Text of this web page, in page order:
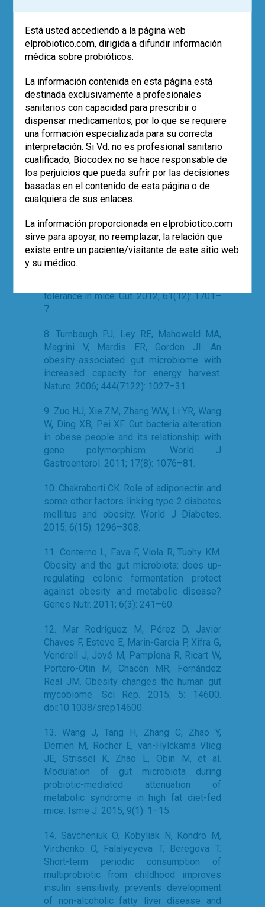
syndrome. Best Pract Res Clin
Gastroenterol. 2013; 27(1): 59–72.
5. den Besten G, van Eunen K, Groen AK,
Venema K, Reijngoud DJ, Bakker BM. The
role of short-chain fatty acids in the
interplay between diet, gut microbiota, and
host energy metabolism. J Lipid Res.
2013; 54(9): 2325–40.
6. Backhed F, Ding H, Wang T, Hooper LV,
Koh GY, Nagy A, Semenkovich CF, Gordon
JI. The gut microbiota as an environmental
factor that regulates fat storage. Proc Natl
Acad Sci USA. 2004; 101(44): 15718–23.
7. Caesar R, Reigstad CS, Backhed HK,
Reinhardt C, Ketonen M, Lunden GO, Cani
PD, Backhed F. Gut-derived
lipopolysaccharide augments adipose
macrophage accumulation but is not
tolerance in mice. Gut. 2012; 61(12): 1701–
7.
8. Turnbaugh PJ, Ley RE, Mahowald MA,
Magrini V, Mardis ER, Gordon JI. An
obesity-associated gut microbiome with
increased capacity for energy harvest.
Nature. 2006; 444(7122): 1027–31.
9. Zuo HJ, Xie ZM, Zhang WW, Li YR, Wang
W, Ding XB, Pei XF. Gut bacteria alteration
in obese people and its relationship with
gene polymorphism. World J
Gastroenterol. 2011; 17(8): 1076–81.
10. Chakraborti CK. Role of adiponectin and
some other factors linking type 2 diabetes
mellitus and obesity. World J Diabetes.
2015; 6(15): 1296–308.
11. Conterno L, Fava F, Viola R, Tuohy KM.
Obesity and the gut microbiota: does up-
regulating colonic fermentation protect
against obesity and metabolic disease?
Genes Nutr. 2011; 6(3): 241–60.
12. Mar Rodríguez M, Pérez D, Javier
Chaves F, Esteve E, Marin-Garcia P, Xifra G,
Vendrell J, Jové M, Pamplona R, Ricart W,
Portero-Otin M, Chacón MR, Fernández
Real JM. Obesity changes the human gut
mycobiome. Sci Rep. 2015; 5: 14600.
doi:10.1038/srep14600.
13. Wang J, Tang H, Zhang C, Zhao Y,
Derrien M, Rocher E, van-Hylckama Vlieg
JE, Strissel K, Zhao L, Obin M, et al.
Modulation of gut microbiota during
probiotic-mediated attenuation of
metabolic syndrome in high fat diet-fed
mice. Isme J. 2015; 9(1): 1–15.
14. Savcheniuk O, Kobyliak N, Kondro M,
Virchenko O, Falalyeyeva T, Beregova T.
Short-term periodic consumption of
multiprobiotic from childhood improves
insulin sensitivity, prevents development
of non-alcoholic fatty liver disease and
Está usted accediendo a la página web
elprobiotico.com, dirigida a difundir información
médica sobre probióticos.
La información contenida en esta página está
destinada exclusivamente a profesionales
sanitarios con capacidad para prescribir o
dispensar medicamentos, por lo que se requiere
una formación especializada para su correcta
interpretación. Si Vd. no es profesional sanitario
cualificado, Biocodex no se hace responsable de
los perjuicios que pueda sufrir por las decisiones
basadas en el contenido de esta página o de
cualquiera de sus enlaces.
La información proporcionada en elprobiotico.com
sirve para apoyar, no reemplazar, la relación que
existe entre un paciente/visitante de este sitio web
y su médico.